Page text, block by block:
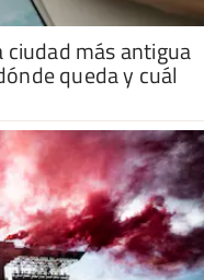
ciudad más antigua
queda y cuál